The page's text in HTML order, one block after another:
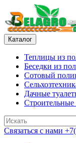
Каталог
Теплицы из
Беседки из
Сотовый
Дачные
Связаться с нами